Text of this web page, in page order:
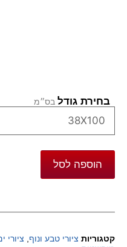
בחירת גודל
הוספה לסל
קטגוריות ציורי טבע ונוף, ציורי